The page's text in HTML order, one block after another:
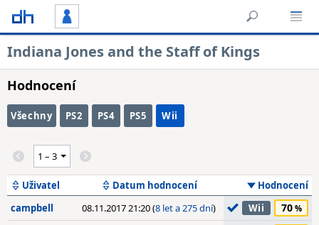
Indiana Jones and the Staff of Kings
Hodnocení
Všechny PS2 PS4 PS5 Wii
Uživatel Datum hodnocení
Hodnocení
campbell
08.11.2017 21:20 (8 let a 275 dní) Wii 70